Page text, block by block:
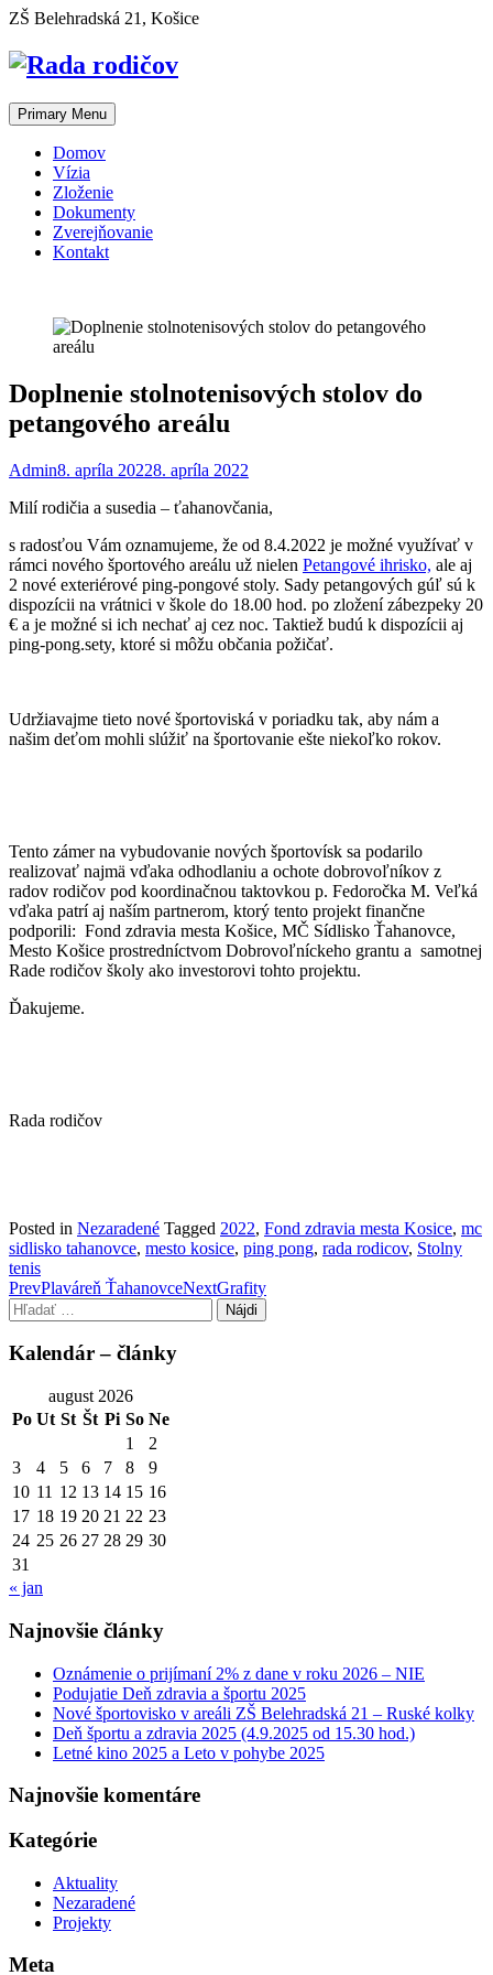
Skip
content
ZŠ Belehradská 21, Košice
Primary Menu
Domov
Vízia
Zloženie
Dokumenty
Zverejňovanie
Kontakt
Doplnenie stolnotenisových stolov do
petangového areálu
Admin8. apríla 20228. apríla 2022
Milí rodičia a susedia – ťahanovčania,
s radosťou Vám oznamujeme, že od 8.4.2022 je možné využívať v
rámci nového športového areálu už nielen Petangové ihrisko, ale aj
2 nové exteriérové ping-pongové stoly. Sady petangových gúľ sú k
dispozícii na vrátnici v škole do 18.00 hod. po zložení zábezpeky 20
€ a je možné si ich nechať aj cez noc. Taktiež budú k dispozícii aj
ping-pong.sety, ktoré si môžu občania požičať.
Udržiavajme tieto nové športoviská v poriadku tak, aby nám a
našim deťom mohli slúžiť na športovanie ešte niekoľko rokov.
Tento zámer na vybudovanie nových športovísk sa podarilo
realizovať najmä vďaka odhodlaniu a ochote dobrovoľníkov z
radov rodičov pod koordinačnou taktovkou p. Fedoročka M. Veľká
vďaka patrí aj naším partnerom, ktorý tento projekt finančne
podporili: Fond zdravia mesta Košice, MČ Sídlisko Ťahanovce,
Mesto Košice prostredníctvom Dobrovoľníckeho grantu a samotnej
Rade rodičov školy ako investorovi tohto projektu.
Ďakujeme.
Rada rodičov
Share
Posted in Nezaradené Tagged 2022, Fond zdravia mesta Kosice, mc
sidlisko tahanovce, mesto kosice, ping pong, rada rodicov, Stolny
tenis
Post
navigation
PrevPlaváreň ŤahanovceNextGrafity
Hľadať:
Kalendár – články
august 2026
Po Ut St Št Pi So Ne
1
2
3
4 5 6 7 8
9
10 11 12 13 14 15 16
17 18 19 20 21 22 23
24 25 26 27 28 29 30
31
« jan
Najnovšie články
Oznámenie o prijímaní 2% z dane v roku 2026 – NIE
Podujatie Deň zdravia a športu 2025
Nové športovisko v areáli ZŠ Belehradská 21 – Ruské kolky
Deň športu a zdravia 2025 (4.9.2025 od 15.30 hod.)
Letné kino 2025 a Leto v pohybe 2025
Najnovšie komentáre
Kategórie
Aktuality
Nezaradené
Projekty
Meta